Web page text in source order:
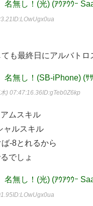
名無し！(光) (ｱｳｱｳｳｰ
ID:LOwUgx0ua
も最終日にアルバトロ
名無し！(SB-iPhone) (ｻ
) 07:47:16.36ID:gTeb0Z6kp
ムスキル
ャルスキル
-8とれるから
でしょ
名無し！(光) (ｱｳｱｳｳｰ
ID:LOwUgx0ua